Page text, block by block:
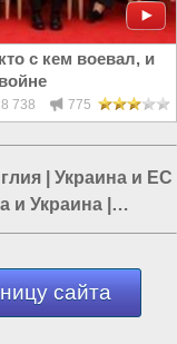
с кем воевал, и
738 775
Украина и ЕС
и Украина
сайта